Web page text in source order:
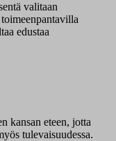
valitaan
edustaa
kansan eteen, jotta
tulevaisuudessa.